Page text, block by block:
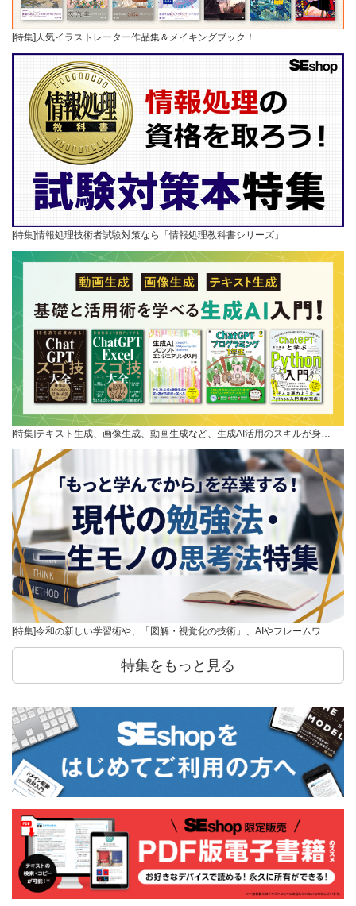
[特集]人気イラストレーター作品集＆メイキングブック！
[特集]情報処理技術者試験対策なら「情報処理教科書シリーズ」
[特集]テキスト生成、画像生成、動画生成など、生成AI活用のスキルが身…
[特集]令和の新しい学習術や、「図解・視覚化の技術」、AIやフレームワ…
特集をもっと見る